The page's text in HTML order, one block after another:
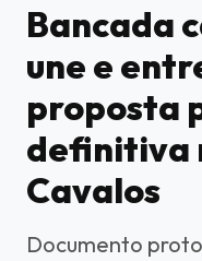
Bancada
une e
proposta
definitiva
Cavalos
Documento